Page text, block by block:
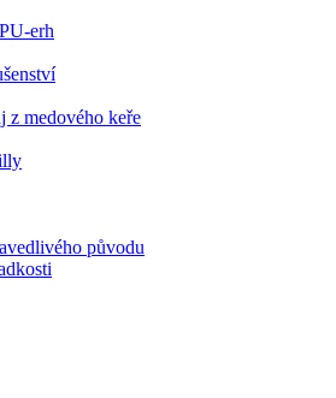
erh
z medového keře
původu